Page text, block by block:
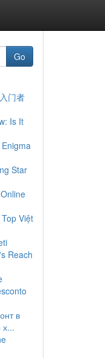
Go
门者
Is It
Star
Việt
Reach
в
х...